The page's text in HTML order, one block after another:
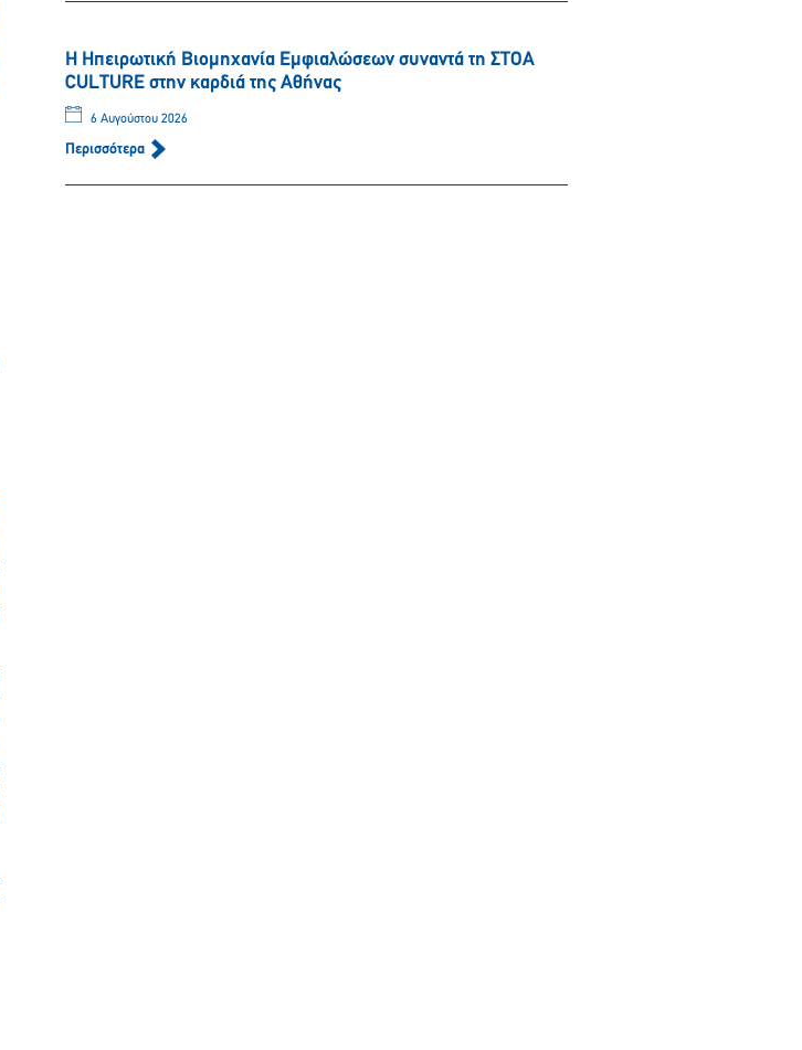
Η Ηπειρωτική Βιομηχανία Εμφιαλώσεων συναντά τη ΣΤΟΑ
CULTURE στην καρδιά της Αθήνας
6 Αυγούστου 2026
Περισσότερα